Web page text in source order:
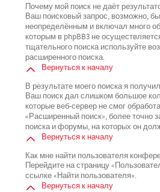
Почему мой поиск не даёт
Ваш поисковый запрос, возможно,
неопределённым и включал много
которым в phpBB3 не
тщательного поиска используйте
расширенного поиска.
Вернуться к началу
В результате моего поиска я
Ваш поиск дал слишком большое
которые веб-сервер не смог
«Расширенный поиск», более точно
поиска и форумы, на которых он
Вернуться к началу
Как мне найти пользователя
Перейдите на страницу
ссылке «Найти пользователя».
Вернуться к началу